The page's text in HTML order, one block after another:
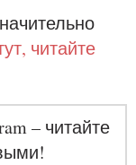
читайте
– читайте